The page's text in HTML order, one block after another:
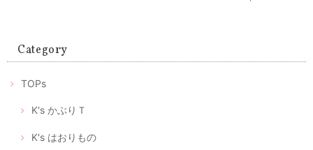
は可愛い物が大好きです。 大変喜んで頂いて、嬉しかったです。 この
からも素敵な作品を楽しみにしております。 ありがとうございました😊
喜んでいただけたようで私もとても嬉しいです。 何よりプ
レゼントに込められた優しい気持ちに、気分も明るくなら
Category
TOPs
K's かぶりＴ
K's はおりもの